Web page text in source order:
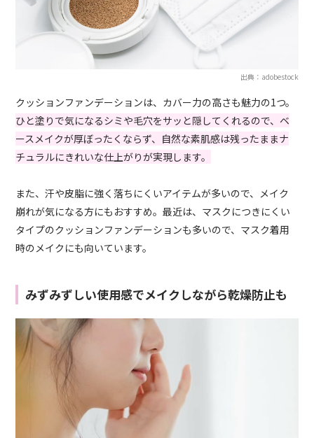
出典：adobestock
クッションファンデーションは、カバー力の高さも魅力の1つ。
ひと塗りで気になるシミや毛穴をサッと隠してくれるので、ベ
ースメイクが厚ぼったくならず、自然な素肌感は残ったままナ
チュラルにきれいな仕上がりが実現します。
また、汗や皮脂に強く落ちにくいアイテムが多いので、メイク
崩れが気になる方にもおすすめ。最近は、マスクにつきにくい
タイプのクッションファンデーションも多いので、マスク着用
時のメイクにも向いています。
みずみずしい使用感でメイクしながら乾燥防止も